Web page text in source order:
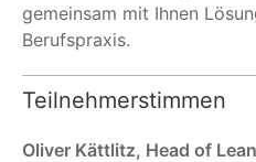
gemeinsam mit Ihnen
Berufspraxis.
Teilnehmerstimmen
Oliver Kättlitz, Head of